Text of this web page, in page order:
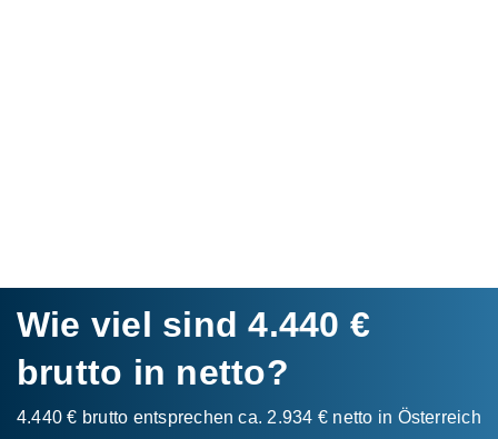
Wie viel sind 4.440 €
brutto in netto?
4.440 € brutto entsprechen ca. 2.934 € netto in Österreich